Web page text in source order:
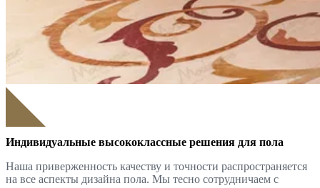
Индивидуальные высококлассные решения для пола
Наша приверженность качеству и точности распространяется
на все аспекты дизайна пола. Мы тесно сотрудничаем с